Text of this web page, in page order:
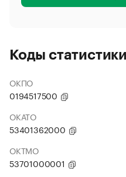
Коды статистики
ОКПО
0194517500
ОКАТО
53401362000
ОКТМО
53701000001